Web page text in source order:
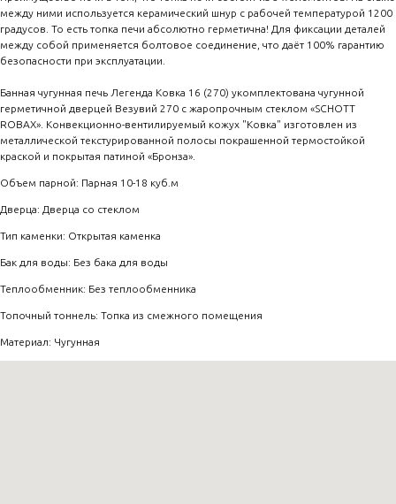
между ними используется керамический шнур с рабочей температурой 1200
градусов. То есть топка печи абсолютно герметична! Для фиксации деталей
между собой применяется болтовое соединение, что даёт 100% гарантию
безопасности при эксплуатации.
Банная чугунная печь Легенда Ковка 16 (270) укомплектована чугунной
герметичной дверцей Везувий 270 с жаропрочным стеклом «SCHOTT
ROBAX». Конвекционно-вентилируемый кожух "Ковка" изготовлен из
металлической текстурированной полосы покрашенной термостойкой
краской и покрытая патиной «Бронза».
Объем парной: Парная 10-18 куб.м
Дверца: Дверца со стеклом
Тип каменки: Открытая каменка
Бак для воды: Без бака для воды
Теплообменник: Без теплообменника
Топочный тоннель: Топка из смежного помещения
Материал: Чугунная